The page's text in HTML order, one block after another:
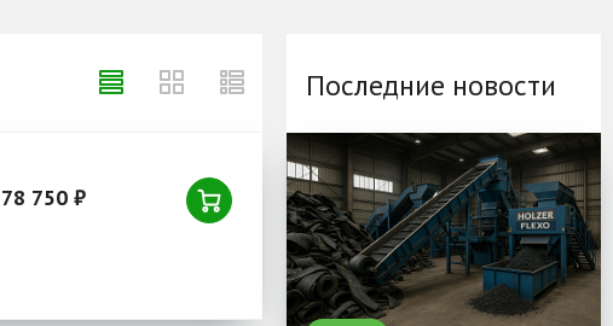
78 750 ₽
Последние новости